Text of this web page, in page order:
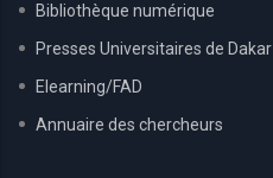
Bibliothèque numérique
Presses Universitaires de Dakar
Elearning/FAD
Annuaire des chercheurs